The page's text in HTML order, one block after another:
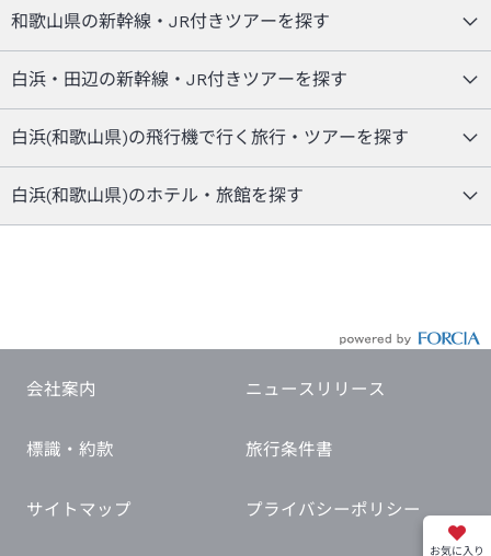
お気に入り
和歌山県の新幹線・JR付きツアーを探す
白浜・田辺の新幹線・JR付きツアーを探す
白浜(和歌山県)の飛行機で行く旅行・ツアーを探す
白浜(和歌山県)のホテル・旅館を探す
会社案内 ニュースリリース
標識・約款 旅行条件書
サイトマップ プライバシーポリシー